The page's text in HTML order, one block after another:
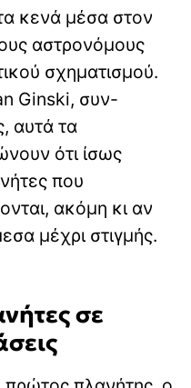
κενά μέσα στον
αστρονόμους
σχηματισμού.
Ginski, συν-
αυτά τα
ότι ίσως
που
ακόμη κι αν
μέχρι στιγμής.
σε